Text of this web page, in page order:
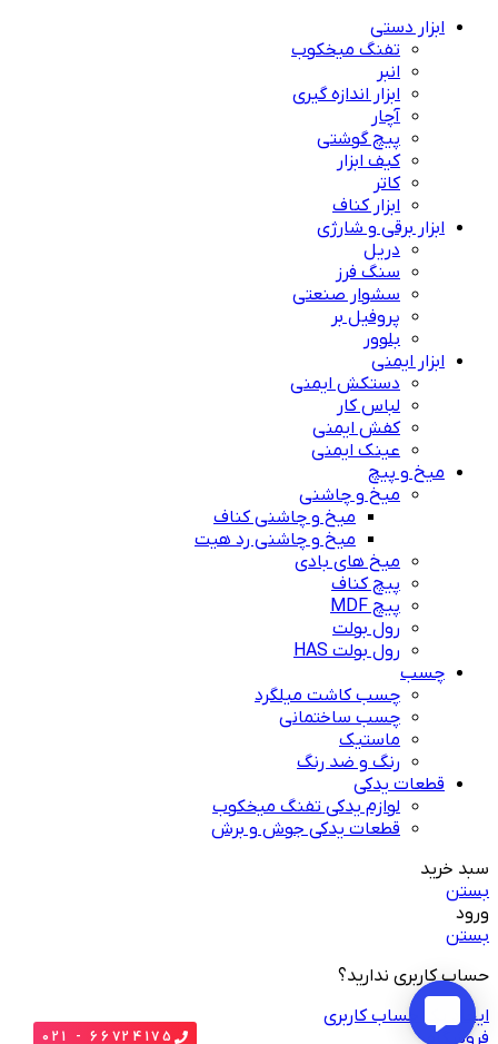
66724175 - 021
ابزار دستی
تفنگ میخکوب
انبر
ابزار اندازه گیری
آچار
پیچ گوشتی
کیف ابزار
کاتر
ابزار کناف
ابزار برقی و شارژی
دریل
سنگ فرز
سشوار صنعتی
پروفیل بر
بلوور
ابزار ایمنی
دستکش ایمنی
لباس کار
کفش ایمنی
عینک ایمنی
میخ و پیچ
میخ و چاشنی
میخ و چاشنی کناف
میخ و چاشنی رد هیت
میخ های بادی
پیچ کناف
پیچ MDF
رول بولت
رول بولت HAS
چسب
چسب کاشت میلگرد
چسب ساختمانی
ماستیک
رنگ و ضد رنگ
قطعات یدکی
لوازم یدکی تفنگ میخکوب
قطعات یدکی جوش و برش
سبد خرید
بستن
ورود
بستن
حساب کاربری ندارید؟
ایجاد یک حساب کاربری
فروشگاه